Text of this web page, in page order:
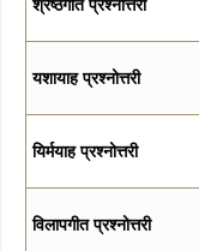
श्रेष्ठगीत प्रश्नोत्तरी
यशायाह प्रश्नोत्तरी
यिर्मयाह प्रश्नोत्तरी
विलापगीत प्रश्नोत्तरी